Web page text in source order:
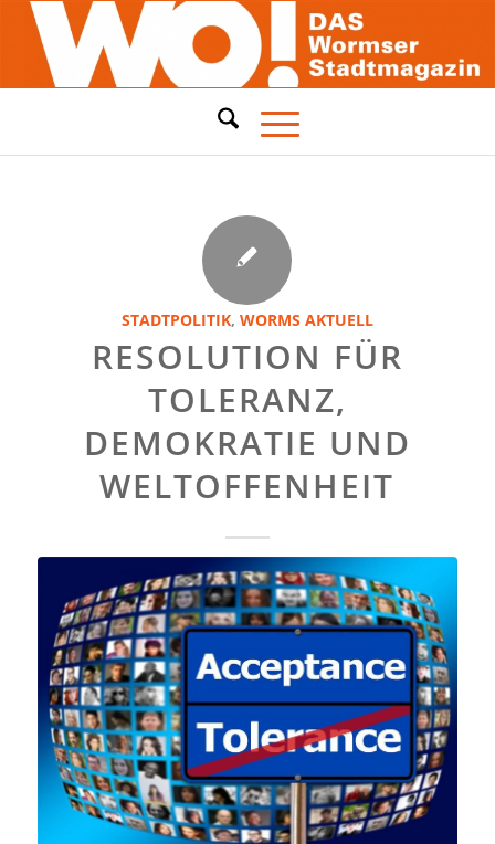
STADTPOLITIK, WORMS AKTUELL
RESOLUTION FÜR
TOLERANZ,
DEMOKRATIE UND
WELTOFFENHEIT